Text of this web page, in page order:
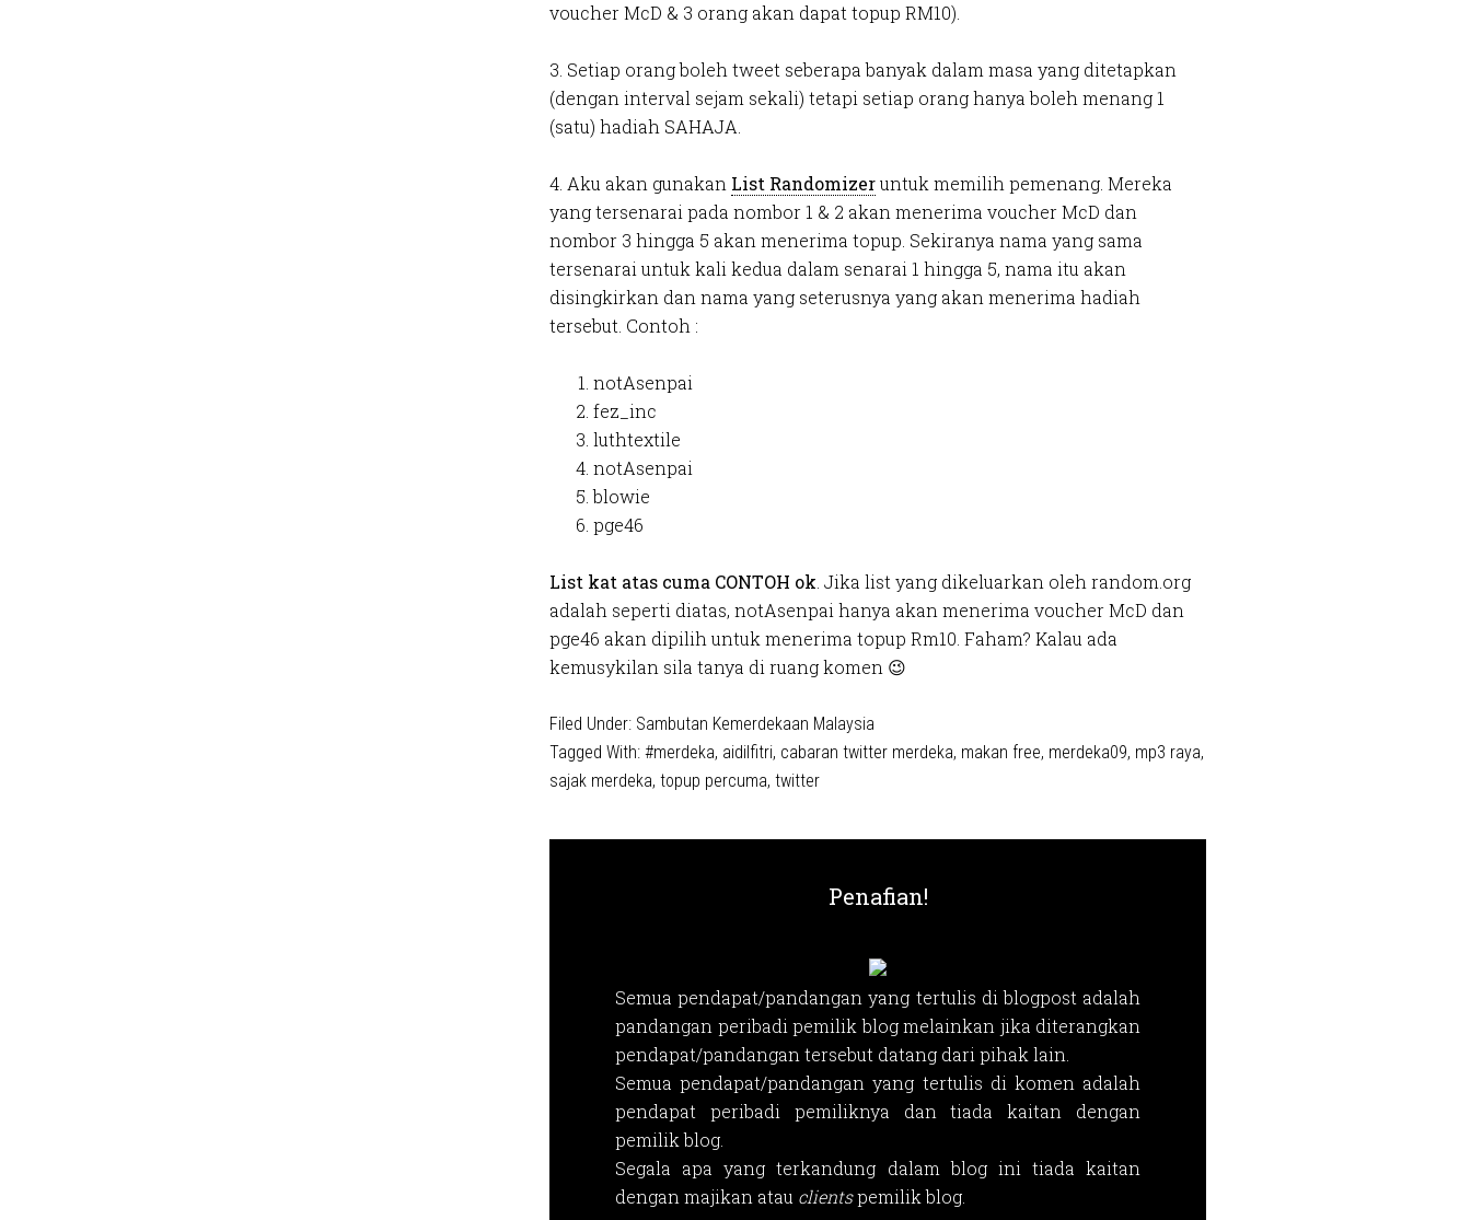
voucher McD & 3 orang akan dapat topup RM10).
3. Setiap orang boleh tweet seberapa banyak dalam masa yang ditetapkan
(dengan interval sejam sekali) tetapi setiap orang hanya boleh menang 1
(satu) hadiah SAHAJA.
4. Aku akan gunakan List Randomizeruntuk memilih pemenang. Mereka
yang tersenarai pada nombor 1 & 2 akan menerima voucher McD dan
nombor 3 hingga 5 akan menerima topup. Sekiranya nama yang sama
tersenarai untuk kali kedua dalam senarai 1 hingga 5, nama itu akan
disingkirkan dan nama yang seterusnya yang akan menerima hadiah
tersebut. Contoh :
notAsenpai
fez_inc
luthtextile
notAsenpai
blowie
pge46
List kat atas cuma CONTOH ok . Jika list yang dikeluarkan oleh random.org
adalah seperti diatas, notAsenpai hanya akan menerima voucher McD dan
pge46 akan dipilih untuk menerima topup Rm10. Faham? Kalau ada
kemusykilan sila tanya di ruang komen 😉
Filed Under: Sambutan Kemerdekaan Malaysia
Tagged With: #merdeka, aidilfitri, cabaran twitter merdeka, makan free, merdeka09, mp3 raya,
sajak merdeka, topup percuma, twitter
Penafian!
Semua pendapat/pandangan yang tertulis di blogpost adalah
pandangan peribadi pemilik blog melainkan jika diterangkan
pendapat/pandangan tersebut datang dari pihak lain.
Semua pendapat/pandangan yang tertulis di komen adalah
pendapat peribadi pemiliknya dan tiada kaitan dengan
pemilik blog.
Segala apa yang terkandung dalam blog ini tiada kaitan
dengan majikan atau clientspemilik blog.